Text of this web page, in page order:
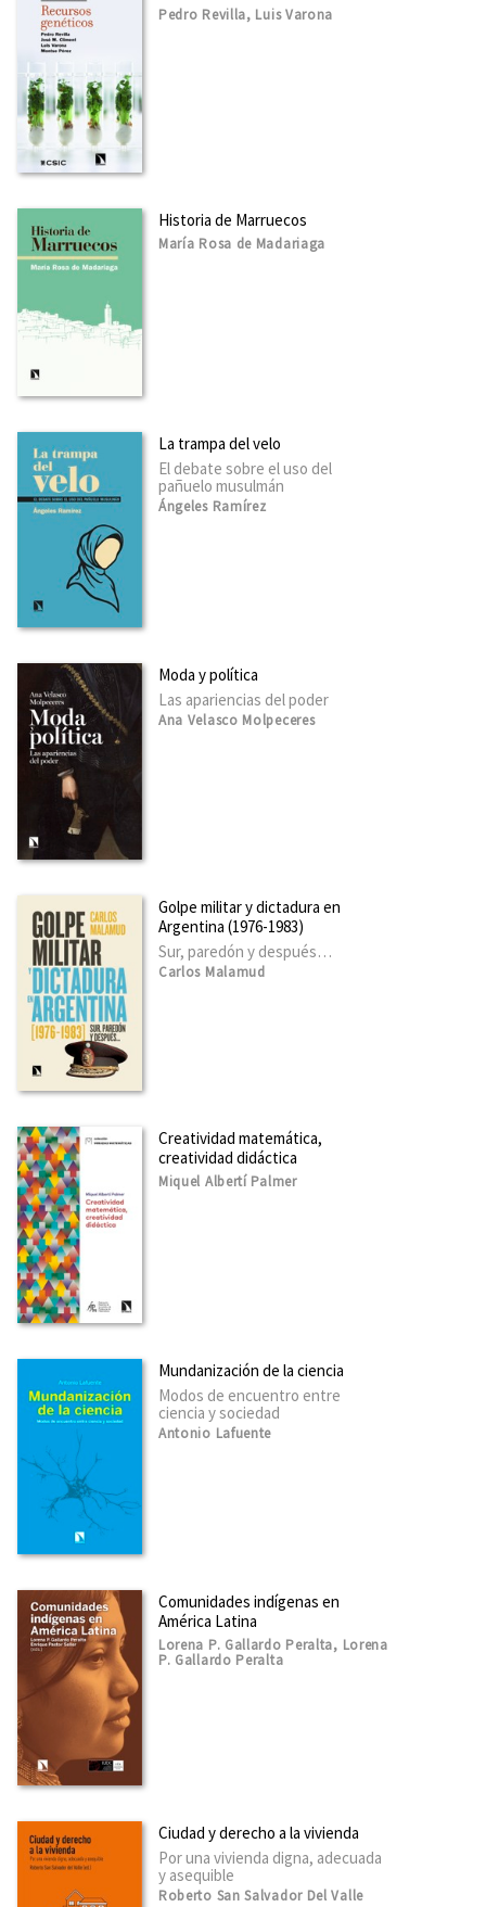
Pedro Revilla, Luis Varona
Historia de Marruecos
María Rosa de Madariaga
La trampa del velo
El debate sobre el uso del
pañuelo musulmán
Ángeles Ramírez
Moda y política
Las apariencias del poder
Ana Velasco Molpeceres
Golpe militar y dictadura en
Argentina (1976-1983)
Sur, paredón y después…
Carlos Malamud
Creatividad matemática,
creatividad didáctica
Miquel Albertí Palmer
Mundanización de la ciencia
Modos de encuentro entre
ciencia y sociedad
Antonio Lafuente
Comunidades indígenas en
América Latina
Lorena P. Gallardo Peralta, Lorena
P. Gallardo Peralta
Ciudad y derecho a la vivienda
Por una vivienda digna, adecuada
y asequible
Roberto San Salvador Del Valle